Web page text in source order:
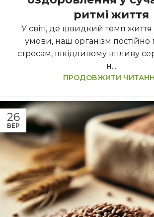
ритмі життя
У світі, де швидкий темп життя
умови, наш організм постійно
стресам, шкідливому впливу
н...
ПРОДОВЖИТИ
26
ВЕР